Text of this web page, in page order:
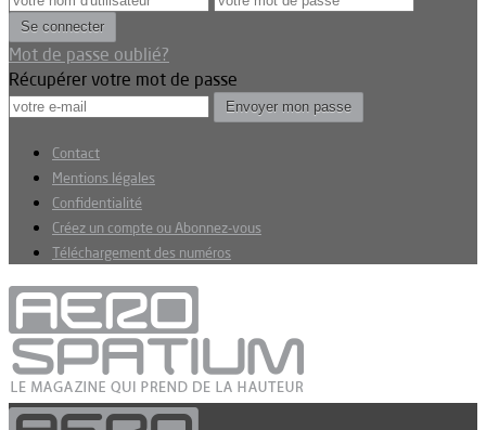
Mot de passe oublié?
Récupérer votre mot de passe
Contact
Mentions légales
Confidentialité
Créez un compte ou Abonnez-vous
Téléchargement des numéros